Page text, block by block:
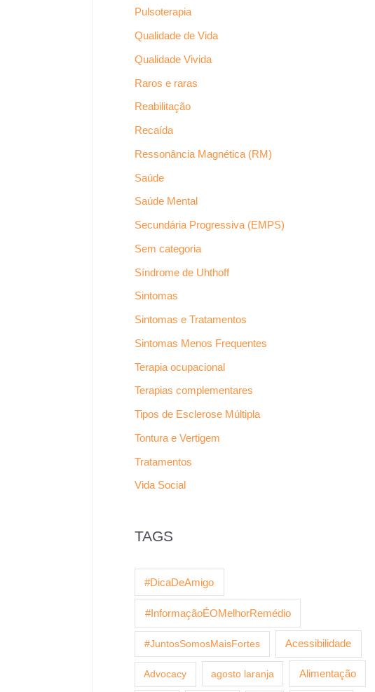
Pulsoterapia
Qualidade de Vida
Qualidade Vivida
Raros e raras
Reabilitação
Recaída
Ressonância Magnética (RM)
Saúde
Saúde Mental
Secundária Progressiva (EMPS)
Sem categoria
Síndrome de Uhthoff
Sintomas
Sintomas e Tratamentos
Sintomas Menos Frequentes
Terapia ocupacional
Terapias complementares
Tipos de Esclerose Múltipla
Tontura e Vertigem
Tratamentos
Vida Social
TAGS
#DicaDeAmigo
#InformaçãoÉOMelhorRemédio
#JuntosSomosMaisFortes Acessibilidade
Advocacy agosto laranja Alimentação